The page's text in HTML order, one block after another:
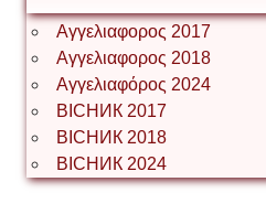
Αγγελιαφορος 2017
Αγγελιαφορος 2018
Αγγελιαφόρος 2024
ВІСНИК 2017
ВІСНИК 2018
ВІСНИК 2024